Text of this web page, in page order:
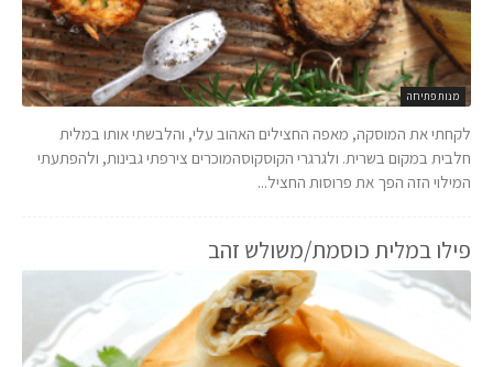
מנות פתיחה
לקחתי את המוסקה, מאפה החצילים האהוב עלי, והלבשתי אותו במלית
חלבית במקום בשרית. ולגרגרי הקוסקוסהמוכרים צירפתי גבינות, ולהפתעתי
המילוי הזה הפך את פרוסות החציל...
פילו במלית כוסמת/משולש זהב